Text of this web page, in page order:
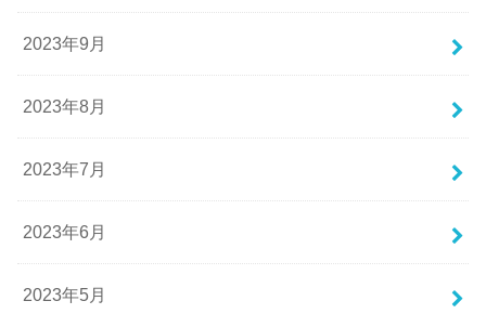
2023年9月
2023年8月
2023年7月
2023年6月
2023年5月